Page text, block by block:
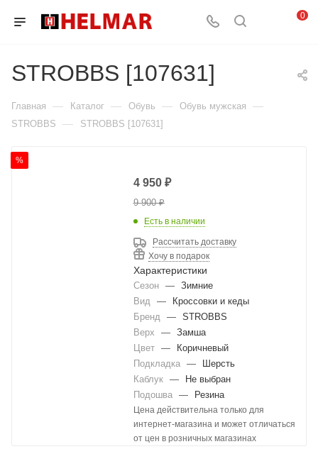
0
STROBBS [107631]
Главная — Каталог — Обувь — Обувь мужская —
STROBBS — STROBBS [107631]
%
4 950₽
9 900₽
Есть в наличии
Рассчитать доставку
Хочу в подарок
Характеристики
Сезон —
Зимние
Вид
—
Кроссовки и кеды
Бренд
—
STROBBS
Верх
—
Замша
Цвет —
Коричневый
Подкладка —
Шерсть
Каблук —
Не выбран
Подошва — Резина
Цена действительна только для
интернет-магазина и может отличаться
от цен в розничных магазинах